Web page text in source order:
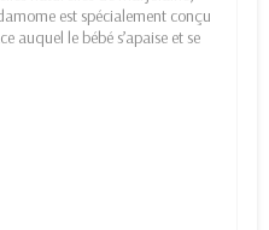
est spécialement conçu
auquel le bébé s’apaise et se